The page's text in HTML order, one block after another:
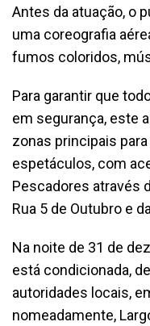
Antes da atuação, o
uma coreografia
fumos coloridos,
Para garantir que
em segurança, este
zonas principais
espetáculos, com
Pescadores através
Rua 5 de Outubro e
Na noite de 31 de
está condicionada,
autoridades locais,
nomeadamente,